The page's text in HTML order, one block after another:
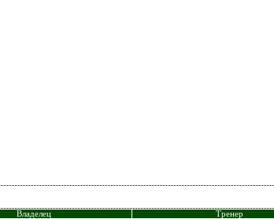
Владелец Тренер